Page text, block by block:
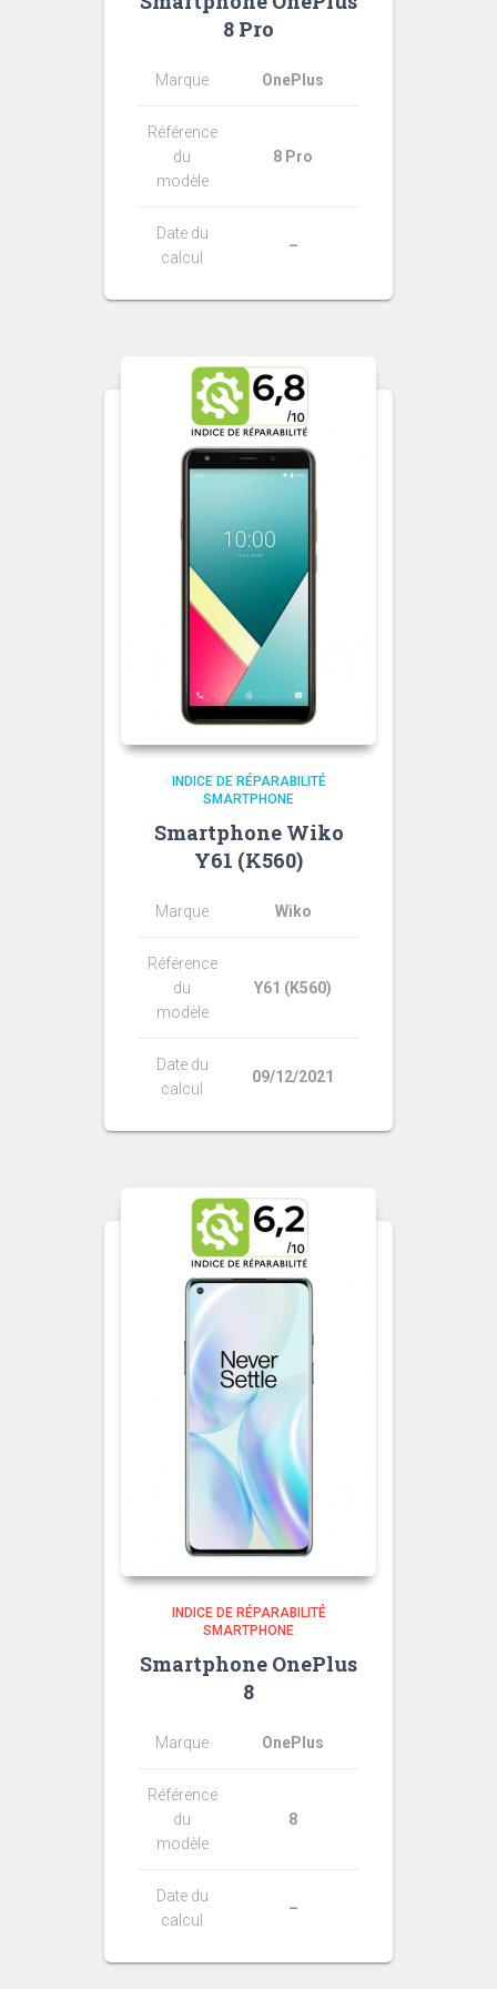
8 Pro
Marque OnePlus
Référence
du
modèle
8 Pro
Date du
calcul
–
INDICE DE RÉPARABILITÉ
SMARTPHONE
Smartphone Wiko
Y61 (K560)
Marque Wiko
Référence
du
modèle
Y61 (K560)
Date du
calcul
09/12/2021
INDICE DE RÉPARABILITÉ
SMARTPHONE
Smartphone OnePlus
8
Marque OnePlus
Référence
du
modèle
8
Date du
calcul
–